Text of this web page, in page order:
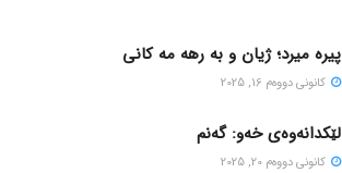
پیره میرد؛ ژیان و به رهه مه کانی
كانونی دووه‌م 16, 2025
لێکدانەوەی خەو: گەنم
كانونی دووه‌م 20, 2025